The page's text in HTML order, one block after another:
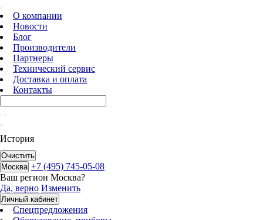
О компании
Новости
Блог
Производители
Партнеры
Технический сервис
Доставка и оплата
Контакты
История
Очистить
Москва +7 (495) 745-05-08
Ваш регион Москва?
Да, верно Изменить
Личный кабинет
Спецпредложения